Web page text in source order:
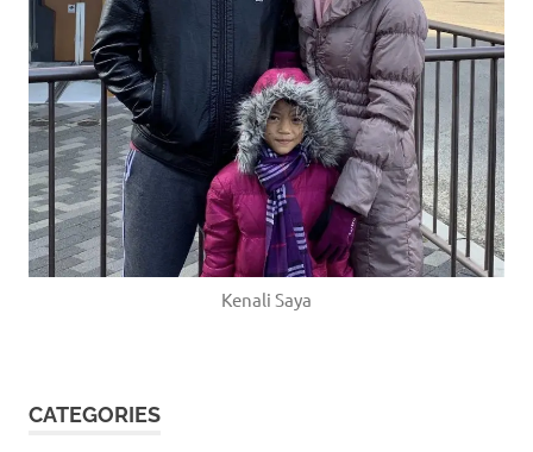
Kenali Saya
CATEGORIES